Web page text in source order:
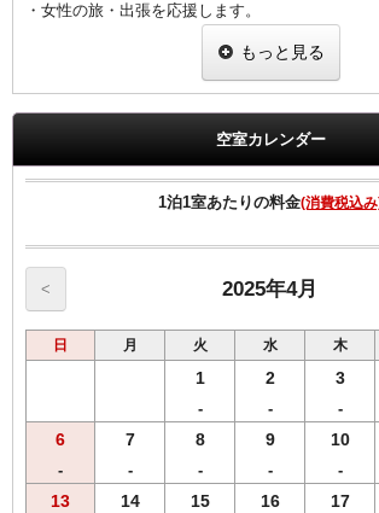
・女性の旅・出張を応援します。
当プランで御予約のお客様には選べるグッズをプ
※グッズ内容は予告なく変更する場合がございま
ませ。
※男性のお客様には御予約いただけませんので、
●高速インターネット回線(LAN接続/無料）
●無料Wi-fi
●プリペードカード式VODシステム（1泊1000円/
●全室、洗浄機付トイレ完備
●全室、加湿機能付空気清浄機設置
もっと見る
空室カレンダー
1泊1室あたりの料金(消費税込
< 2025年4月
日 月 火 水 木
1
-
2
-
3
-
6
-
7
-
8
-
9
-
10
-
13 14 15 16 17